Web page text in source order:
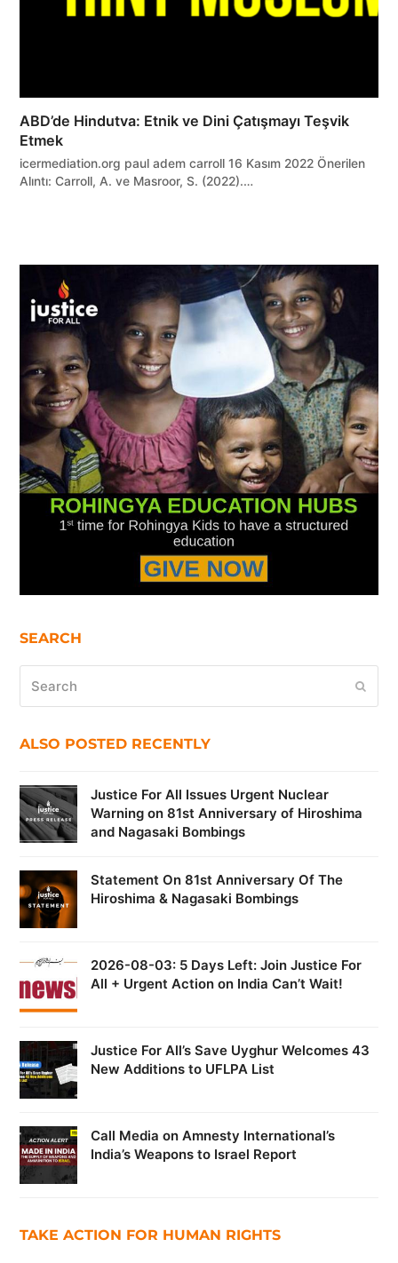
ABD’de Hindutva: Etnik ve Dini Çatışmayı Teşvik
Etmek
icermediation.org paul adem carroll 16 Kasım 2022 Önerilen
Alıntı: Carroll, A. ve Masroor, S. (2022).…
SEARCH
ALSO POSTED RECENTLY
Justice For All Issues Urgent Nuclear
Warning on 81st Anniversary of Hiroshima
and Nagasaki Bombings
Statement On 81st Anniversary Of The
Hiroshima & Nagasaki Bombings
2026-08-03: 5 Days Left: Join Justice For
All + Urgent Action on India Can’t Wait!
Justice For All’s Save Uyghur Welcomes 43
New Additions to UFLPA List
Call Media on Amnesty International’s
India’s Weapons to Israel Report
TAKE ACTION FOR HUMAN RIGHTS